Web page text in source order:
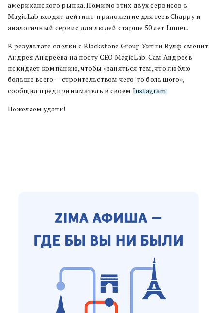
американского рынка. Помимо этих двух сервисов в
MagicLab входят дейтинг-приложение для геев Chappy и
аналогичный сервис для людей старше 50 лет Lumen.
В результате сделки с Blackstone Group Уитни Вулф сменит
Андрея Андреева на посту CEO MagicLab. Сам Андреев
покидает компанию, чтобы «заняться тем, что люблю
больше всего — строительством чего-то большого»,
сообщил предприниматель в своем Instagram.
Пожелаем удачи!